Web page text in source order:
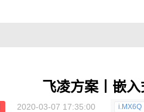
飞凌方案丨嵌
2020-03-07 17:35:00 i.MX6Q